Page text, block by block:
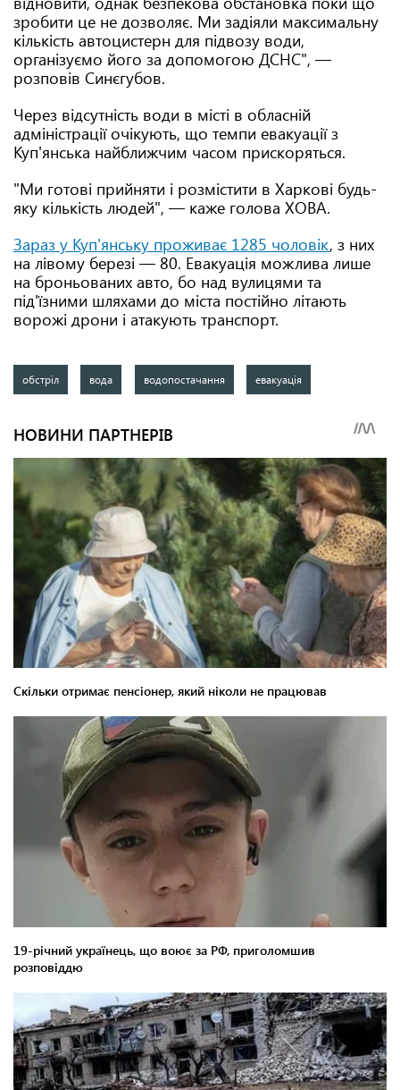
зробити це не дозволяє. Ми задіяли максимальну
кількість автоцистерн для підвозу води,
організуємо його за допомогою ДСНС", —
розповів Синєгубов.
Через відсутність води в місті в обласній
адміністрації очікують, що темпи евакуації з
Куп'янська найближчим часом прискоряться.
"Ми готові прийняти і розмістити в Харкові будь-
яку кількість людей", — каже голова ХОВА.
Зараз у Куп'янську проживає 1285 чоловік, з них
на лівому березі — 80. Евакуація можлива лише
на броньованих авто, бо над вулицями та
під'їзними шляхами до міста постійно літають
ворожі дрони і атакують транспорт.
обстріл вода водопостачання евакуація